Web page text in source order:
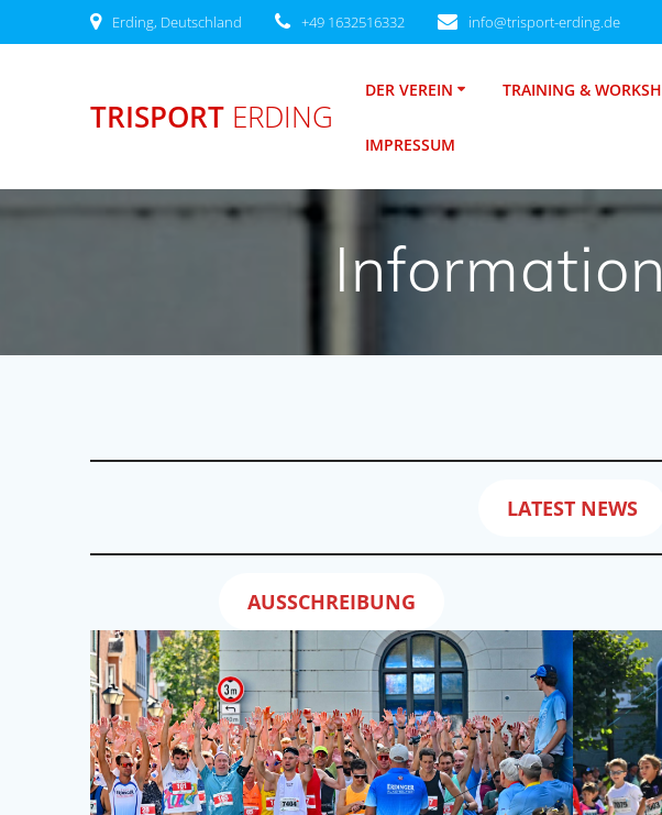
Inhalt
Erding, Deutschland +49 1632516332 info@trisport-erding.de
TRISPORT ERDING
DER VEREIN TRAINING &
IMPRESSUM
LATEST NEWS
AUSSCHREIBUNG